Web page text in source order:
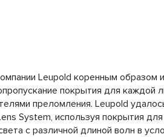
Leupold коренным образом
покрытия для каждой
преломления. Leupold
System, используя покрытия
с различной длиной волн в